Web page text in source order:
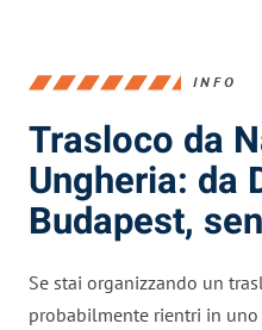
INFO
Trasloco da
Ungheria: da
Budapest,
Se stai organizzando un
probabilmente rientri in